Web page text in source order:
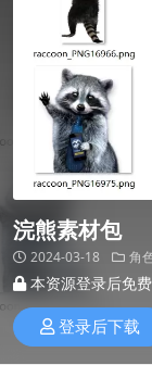
浣熊素材包
2024-03-18 角
本资源登录后免
登录后下载